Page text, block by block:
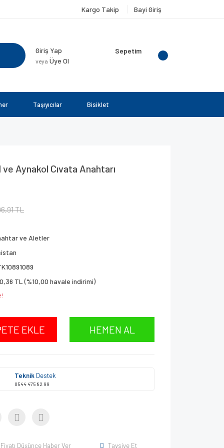
Kargo Takip Bayi Giriş
Giriş Yap
veya Üye Ol
Sepetim
Taşıyıcılar Bisiklet
Aynakol Cıvata Anahtarı
TL
ve Aletler
TL (%10,00 havale indirimi)
EKLE HEMEN AL
Teknik Destek
0544 475 82 99
Fiyatı Düşünce Haber Ver Tavsiye Et